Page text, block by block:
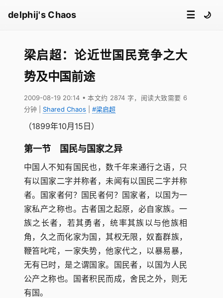
delphij's Chaos ☰ 🌙
梁启超：论近世国民竞争之大
势及中国前途
2009-08-19 20:14 • 本文约 2874 字，阅读大致需要 6
分钟
Shared Chaos #梁启超
（1899年10月15日）
第一节 国民与国家之异
中国人不知有国民也，数千年来通行之语，只
有以国家二字并称者，未闻有以国民二字并称
者。国家者何？国民者何？国家者，以国为一
家私产之称也。古者国之起原，必自家族。一
族之长者，若其勇者，统率其族以与他族相
角，久之而化家为国，其权无限，奴畜群族，
鞭笞叱咤，一家失势，他家代之，以暴易暴，
无有已时，是之谓国家。国民者，以国为人民
公产之称也。国者积民而成，舍民之外，则无
有国。